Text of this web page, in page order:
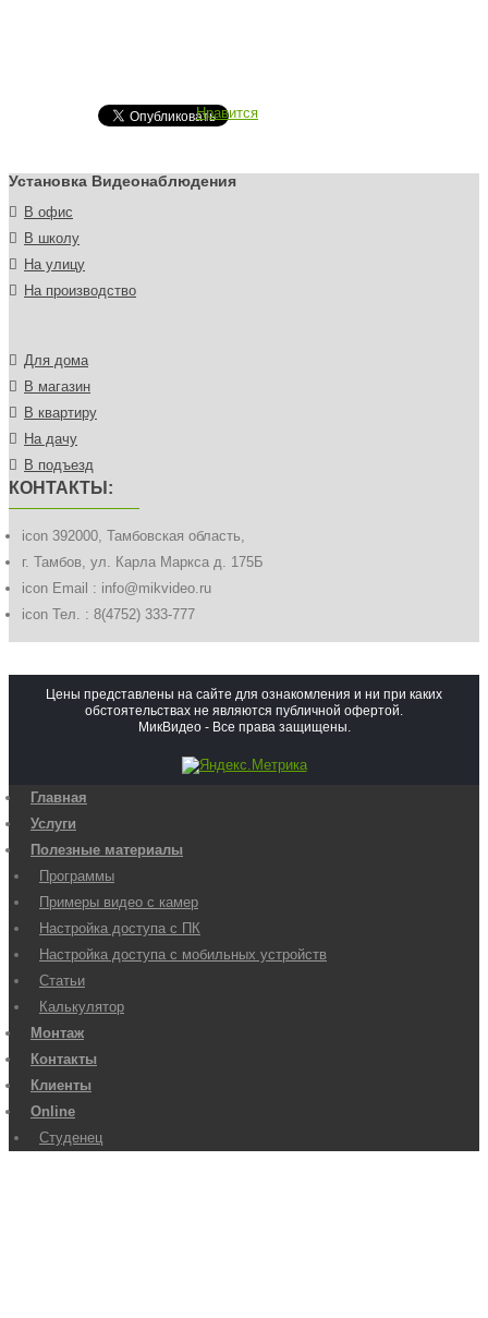
Нравится
Установка Видеонаблюдения
В офис
В школу
На улицу
На производство
Для дома
В магазин
В квартиру
На дачу
В подъезд
КОНТАКТЫ:
icon 392000, Тамбовская область,
г. Тамбов, ул. Карла Маркса д. 175Б
icon Email : info@mikvideo.ru
icon Тел. : 8(4752) 333-777
Цены представлены на сайте для ознакомления и ни при каких
обстоятельствах не являются публичной офертой.
МикВидео - Все права защищены.
Главная
Услуги
Полезные материалы
Программы
Примеры видео с камер
Настройка доступа с ПК
Настройка доступа с мобильных устройств
Статьи
Калькулятор
Монтаж
Контакты
Клиенты
Online
Студенец